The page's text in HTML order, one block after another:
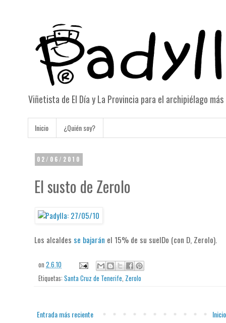
Viñetista de El Día y La Provincia para el archipiélago
Inicio ¿Quién soy?
02/06/2010
El susto de Zerolo
Los alcaldes se bajarán el 15% de su suelDo (con D, Zerolo).
on2.6.10
Etiquetas:Santa Cruz de Tenerife, Zerolo
Entrada más reciente Inicio